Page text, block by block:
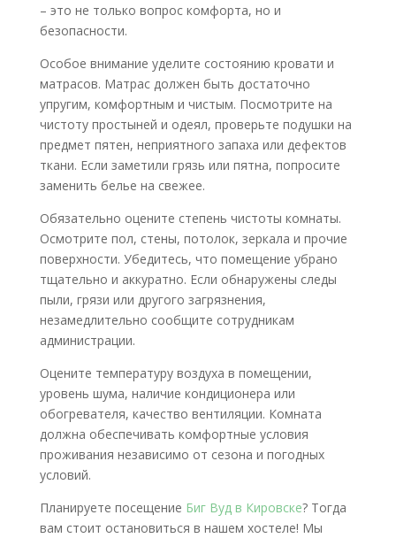
– это не только вопрос комфорта, но и
безопасности.
Особое внимание уделите состоянию кровати и
матрасов. Матрас должен быть достаточно
упругим, комфортным и чистым. Посмотрите на
чистоту простыней и одеял, проверьте подушки на
предмет пятен, неприятного запаха или дефектов
ткани. Если заметили грязь или пятна, попросите
заменить белье на свежее.
Обязательно оцените степень чистоты комнаты.
Осмотрите пол, стены, потолок, зеркала и прочие
поверхности. Убедитесь, что помещение убрано
тщательно и аккуратно. Если обнаружены следы
пыли, грязи или другого загрязнения,
незамедлительно сообщите сотрудникам
администрации.
Оцените температуру воздуха в помещении,
уровень шума, наличие кондиционера или
обогревателя, качество вентиляции. Комната
должна обеспечивать комфортные условия
проживания независимо от сезона и погодных
условий.
Планируете посещение Биг Вуд в Кировске? Тогда
вам стоит остановиться в нашем хостеле! Мы